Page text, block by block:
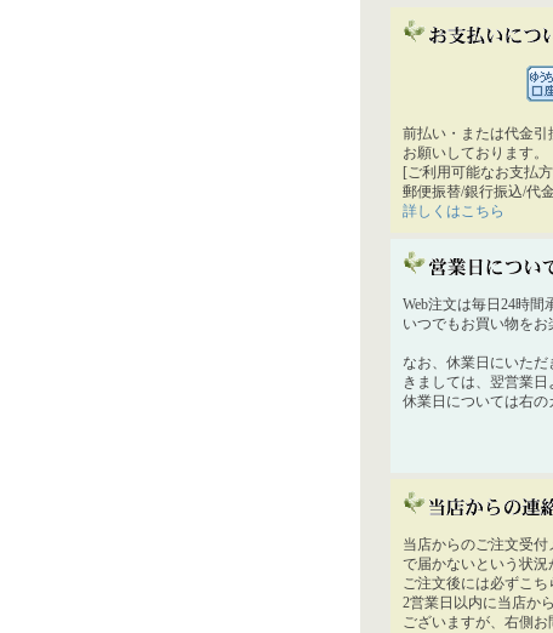
前払い・または代金引
お願いしております。
[ご利用可能なお支払
郵便振替/銀行振込/代
詳しくはこちら
Web注文は毎日24時間
いつでもお買い物をお
なお、休業日にいた
きましては、翌営業日
休業日については右の
当店からのご注文受
で届かないという状況
ご注文後には必ずこち
2営業日以内に当店か
ございますが、右側